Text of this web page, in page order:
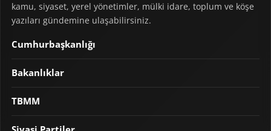
kamu, siyaset, yerel yönetimler, mülki idare, toplum ve köşe
yazıları gündemine ulaşabilirsiniz.
Cumhurbaşkanlığı
Bakanlıklar
TBMM